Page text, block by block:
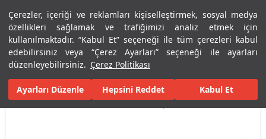
Çerezler, içeriği ve reklamları kişiselleştirmek, sosyal medya
özellikleri sağlamak ve trafiğimizi analiz etmek için
kullanılmaktadır. “Kabul Et” seçeneği ile tüm çerezleri kabul
edebilirsiniz veya “Çerez Ayarları” seçeneği ile ayarları
düzenleyebilirsiniz. Çerez Politikası
Ayarları Düzenle Hepsini Reddet Kabul Et
Menü Menü
Ana Sayfa Banyolar Armatürler Lavabo Bataryaları Tek
Tüm Görseller(1)